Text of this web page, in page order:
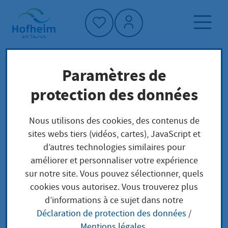
Accueil"
Page d'accueil
Trouver un service
Préoccupations locales
Abfallentsorgernummer Erteilung
Abfallentsorgernumm
er Erteilung
Paramètres de
protection des données
Nous utilisons des cookies, des contenus de
sites webs tiers (vidéos, cartes), JavaScript et
d’autres technologies similaires pour
améliorer et personnaliser votre expérience
sur notre site. Vous pouvez sélectionner, quels
cookies vous autorisez. Vous trouverez plus
d’informations à ce sujet dans notre
Déclaration de protection des données /